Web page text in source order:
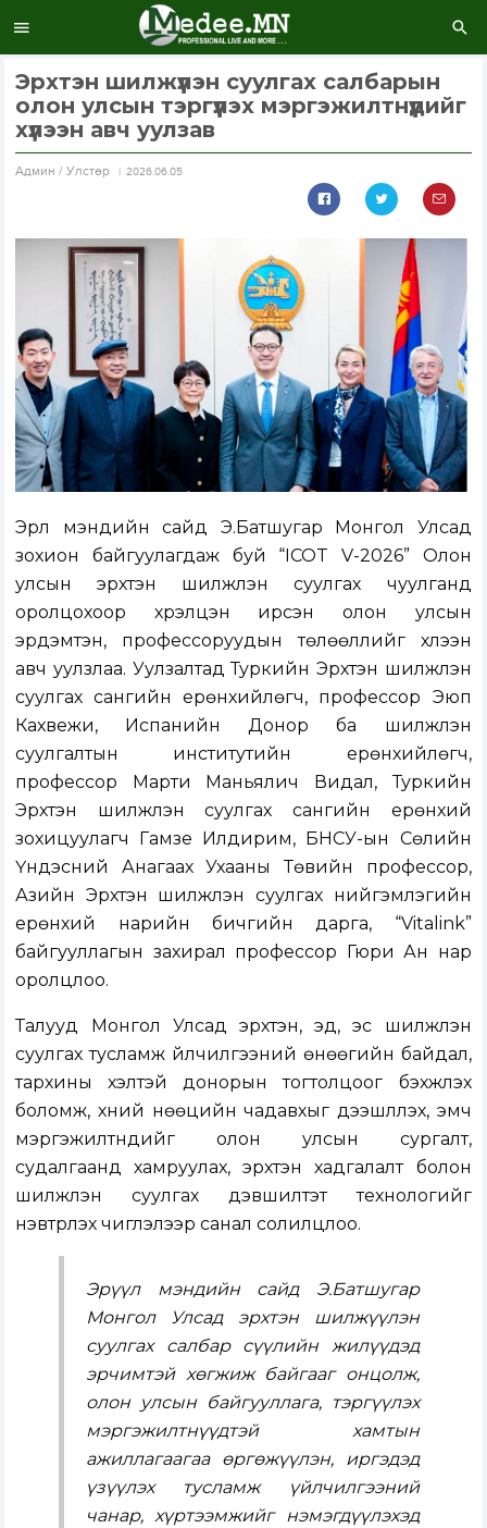
Эрхтэн шилжүүлэн суулгах салбарын
олон улсын тэргүүлэх мэргэжилтнүүдийг
хүлээн авч уулзав
Aдмин / Улстөр 2026.06.05
Эрүүл мэндийн сайд Э.Батшугар Монгол Улсад
зохион байгуулагдаж буй “ICOT V-2026” Олон
улсын эрхтэн шилжүүлэн суулгах чуулганд
оролцохоор хүрэлцэн ирсэн олон улсын
эрдэмтэн, профессоруудын төлөөллийг хүлээн
авч уулзлаа. Уулзалтад Туркийн Эрхтэн шилжүүлэн
суулгах сангийн ерөнхийлөгч, профессор Эюп
Кахвежи, Испанийн Донор ба шилжүүлэн
суулгалтын институтийн ерөнхийлөгч,
профессор Марти Маньялич Видал, Туркийн
Эрхтэн шилжүүлэн суулгах сангийн ерөнхий
зохицуулагч Гамзе Илдирим, БНСУ-ын Сөүлийн
Үндэсний Анагаах Ухааны Төвийн профессор,
Азийн Эрхтэн шилжүүлэн суулгах нийгэмлэгийн
ерөнхий нарийн бичгийн дарга, “Vitalink”
байгууллагын захирал профессор Гюри Ан нар
оролцлоо.
Талууд Монгол Улсад эрхтэн, эд, эс шилжүүлэн
суулгах тусламж үйлчилгээний өнөөгийн байдал,
тархины үхэлтэй донорын тогтолцоог бэхжүүлэх
боломж, хүний нөөцийн чадавхыг дээшлүүлэх, эмч
мэргэжилтнүүдийг олон улсын сургалт,
судалгаанд хамруулах, эрхтэн хадгалалт болон
шилжүүлэн суулгах дэвшилтэт технологийг
нэвтрүүлэх чиглэлээр санал солилцлоо.
Эрүүл мэндийн сайд Э.Батшугар
Монгол Улсад эрхтэн шилжүүлэн
суулгах салбар сүүлийн жилүүдэд
эрчимтэй хөгжиж байгааг онцолж,
олон улсын байгууллага, тэргүүлэх
мэргэжилтнүүдтэй хамтын
ажиллагаагаа өргөжүүлэн, иргэдэд
үзүүлэх тусламж үйлчилгээний
чанар, хүртээмжийг нэмэгдүүлэхэд